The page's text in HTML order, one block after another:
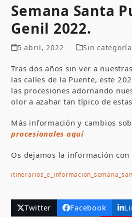
Semana Santa
Genil 2022.
5 abril, 2022 Sin categoría
Tras dos años sin ver a
las calles de la Puente, este
las procesiones adornando
olor a azahar tan típico de
Más información y cambios
procesionales aquí
Os dejamos la información
Twitter Facebook